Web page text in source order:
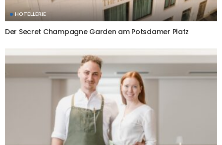
HOTELLERIE
Der Secret Champagne Garden am Potsdamer Platz